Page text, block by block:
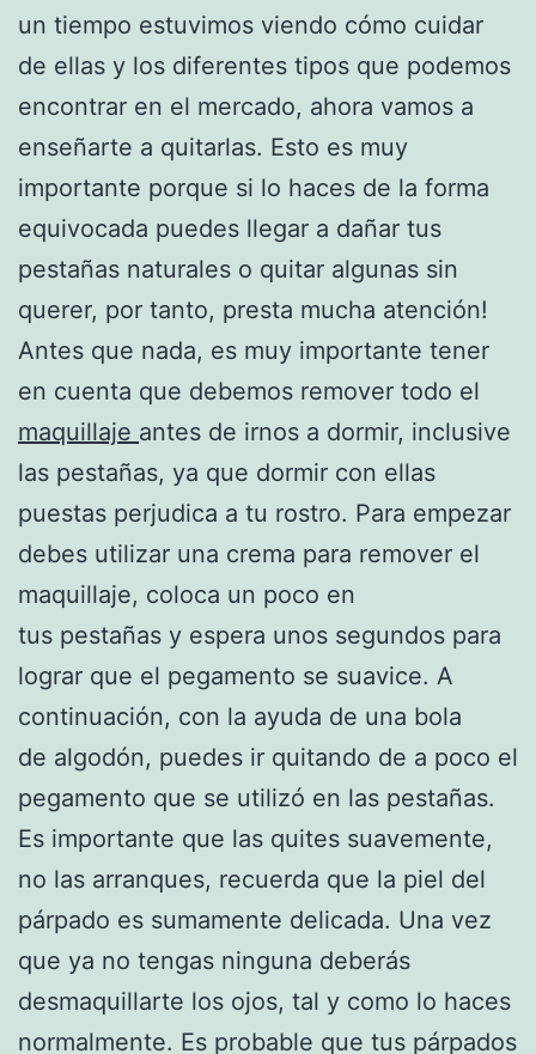
un tiempo estuvimos viendo cómo cuidar
de ellas y los diferentes tipos que podemos
encontrar en el mercado, ahora vamos a
enseñarte a quitarlas. Esto es muy
importante porque si lo haces de la forma
equivocada puedes llegar a dañar tus
pestañas naturales o quitar algunas sin
querer, por tanto, presta mucha atención!
Antes que nada, es muy importante tener
en cuenta que debemos remover todo el
maquillaje antes de irnos a dormir, inclusive
las pestañas, ya que dormir con ellas
puestas perjudica a tu rostro. Para empezar
debes utilizar una crema para remover el
maquillaje, coloca un poco en
tus pestañas y espera unos segundos para
lograr que el pegamento se suavice. A
continuación, con la ayuda de una bola
de algodón, puedes ir quitando de a poco el
pegamento que se utilizó en las pestañas.
Es importante que las quites suavemente,
no las arranques, recuerda que la piel del
párpado es sumamente delicada. Una vez
que ya no tengas ninguna deberás
desmaquillarte los ojos, tal y como lo haces
normalmente. Es probable que tus párpados